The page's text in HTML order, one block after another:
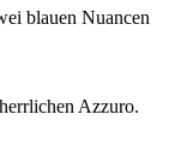
blauen Nuancen
Azzuro.